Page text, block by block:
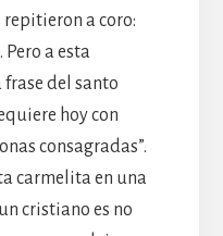
repitieron a coro:
Pero a esta
del santo
hoy con
consagradas”.
carmelita en una
cristiano es no